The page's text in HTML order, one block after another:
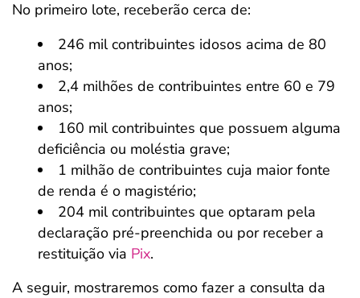
No primeiro lote, receberão cerca de:
246 mil contribuintes idosos acima de 80
anos;
2,4 milhões de contribuintes entre 60 e 79
anos;
160 mil contribuintes que possuem alguma
deficiência ou moléstia grave;
1 milhão de contribuintes cuja maior fonte
de renda é o magistério;
204 mil contribuintes que optaram pela
declaração pré-preenchida ou por receber a
restituição via Pix.
A seguir, mostraremos como fazer a consulta da